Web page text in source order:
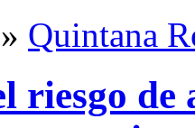
» Quintana
riesgo de